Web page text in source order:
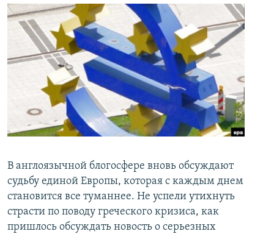
ARAŞDIRMA
MULTIMEDIA
VIDEO
FOTOQALEREYA
İNFOQRAFIKA
KARIKATURA
RADIO ARXIV
OXU ZALI
AZƏRBAYCAN ƏDƏBIYYATI KITABXANASI
İSLAM VƏ DEMOKRATIYA
HAQQIMIZDA
MISSIYAMIZ
PEŞƏ ETIKASI VƏ JURNALISTIKA STANDARTLARIMIZ
AZADLIQRADIOSU MOBIL TELEFONUNUZDA
BIZIMLƏ ƏLAQƏ
BIZI IZLƏ
RFE/RL-in bütün saytları
В англоязычной блогосфере вновь обсуждают
судьбу единой Европы, которая с каждым днем
становится все туманнее. Не успели утихнуть
страсти по поводу греческого кризиса, как
пришлось обсуждать новость о серьезных